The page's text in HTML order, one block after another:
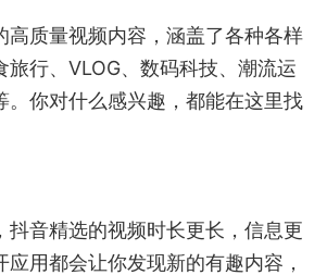
高质量视频内容，涵盖了各种各样
旅行、VLOG、数码科技、潮流运
。你对什么感兴趣，都能在这里找
抖音精选的视频时长更长，信息更
应用都会让你发现新的有趣内容，